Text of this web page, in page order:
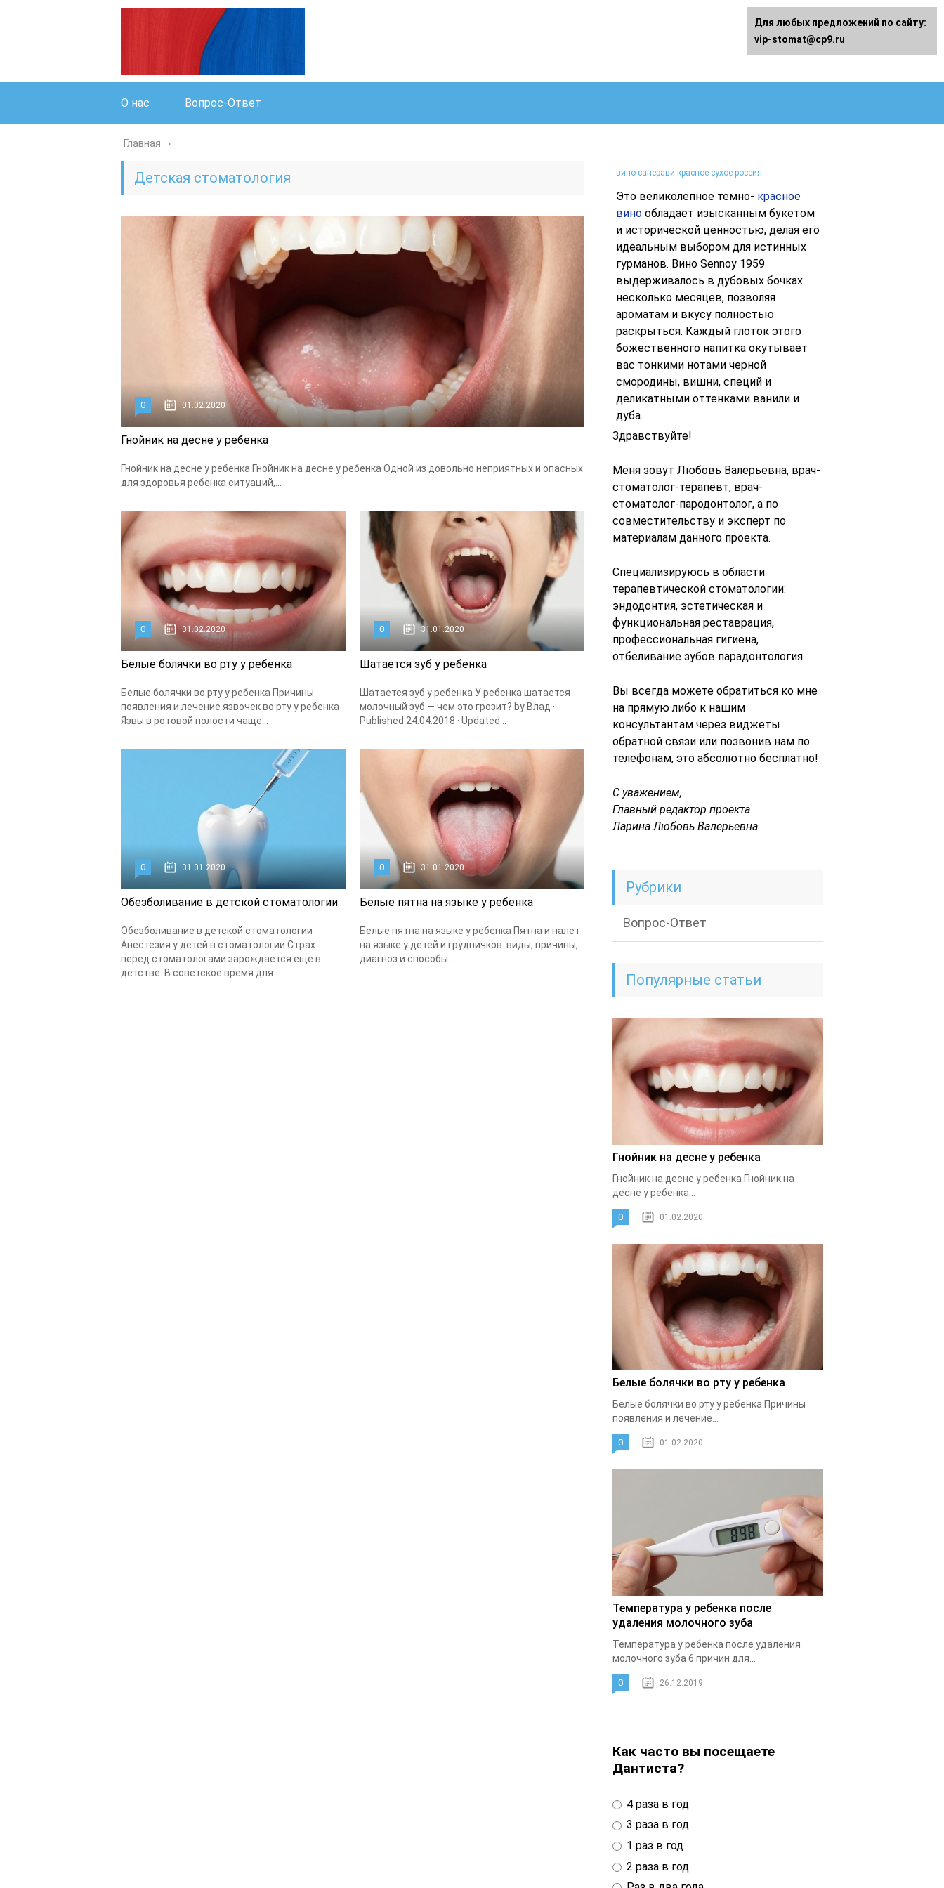
О нас Вопрос-Ответ
Главная
Детская стоматология
0 01.02.2020
Гнойник на десне у ребенка
Гнойник на десне у ребенка Гнойник на десне у ребенка Одной из довольно неприятных и опасных
для здоровья ребенка ситуаций,...
0 01.02.2020
Белые болячки во рту у ребенка
Белые болячки во рту у ребенка Причины
появления и лечение язвочек во рту у ребенка
Язвы в ротовой полости чаще...
0 31.01.2020
Шатается зуб у ребенка
Шатается зуб у ребенка У ребенка шатается
молочный зуб — чем это грозит? by Влад ·
Published 24.04.2018 · Updated...
0 31.01.2020
Обезболивание в детской стоматологии
Обезболивание в детской стоматологии
Анестезия у детей в стоматологии Страх
перед стоматологами зарождается еще в
детстве. В советское время для...
0 31.01.2020
Белые пятна на языке у ребенка
Белые пятна на языке у ребенка Пятна и налет
на языке у детей и грудничков: виды, причины,
диагноз и способы...
вино саперави красное сухое россия
Это великолепное темно- красное
вино обладает изысканным букетом
и исторической ценностью, делая его
идеальным выбором для истинных
гурманов. Вино Sennoy 1959
выдерживалось в дубовых бочках
несколько месяцев, позволяя
ароматам и вкусу полностью
раскрыться. Каждый глоток этого
божественного напитка окутывает
вас тонкими нотами черной
смородины, вишни, специй и
деликатными оттенками ванили и
дуба.
Здравствуйте!
Меня зовут Любовь Валерьевна, врач-
стоматолог-терапевт, врач-
стоматолог-пародонтолог, а по
совместительству и эксперт по
материалам данного проекта.
Специализируюсь в области
терапевтической стоматологии:
эндодонтия, эстетическая и
функциональная реставрация,
профессиональная гигиена,
отбеливание зубов парадонтология.
Вы всегда можете обратиться ко мне
на прямую либо к нашим
консультантам через виджеты
обратной связи или позвонив нам по
телефонам, это абсолютно бесплатно!
С уважением,
Главный редактор проекта
Ларина Любовь Валерьевна
Рубрики
Вопрос-Ответ
Популярные статьи
Гнойник на десне у ребенка
Гнойник на десне у ребенка Гнойник на
десне у ребенка...
0 01.02.2020
Белые болячки во рту у ребенка
Белые болячки во рту у ребенка Причины
появления и лечение...
0 01.02.2020
Температура у ребенка после
удаления молочного зуба
Температура у ребенка после удаления
молочного зуба 6 причин для...
0 26.12.2019
Как часто вы посещаете
Дантиста?
4 раза в год
3 раза в год
1 раз в год
2 раза в год
Для любых предложений по сайту:
vip-stomat@cp9.ru